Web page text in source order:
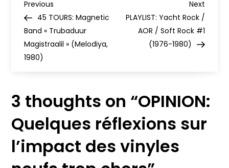
neufs
N
a
v
g
a
t
Previous
Post
Previous
45 TOURS: Magnetic
Band « Trubaduur
Magistraalil » (Melodiya,
1980)
Next
Post
Next
PLAYLIST: Yacht Rock /
AOR / Soft Rock #1
(1976-1980)
3 thoughts on “OPINION:
Quelques réflexions sur
l’impact des vinyles